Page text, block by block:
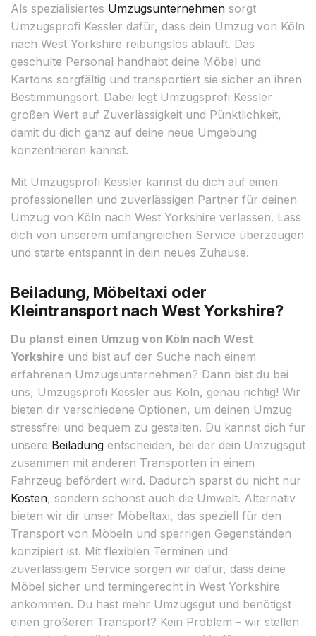
Als spezialisiertes Umzugsunternehmen sorgt
Umzugsprofi Kessler dafür, dass dein Umzug von Köln
nach West Yorkshire reibungslos abläuft. Das
geschulte Personal handhabt deine Möbel und
Kartons sorgfältig und transportiert sie sicher an ihren
Bestimmungsort. Dabei legt Umzugsprofi Kessler
großen Wert auf Zuverlässigkeit und Pünktlichkeit,
damit du dich ganz auf deine neue Umgebung
konzentrieren kannst.
Mit Umzugsprofi Kessler kannst du dich auf einen
professionellen und zuverlässigen Partner für deinen
Umzug von Köln nach West Yorkshire verlassen. Lass
dich von unserem umfangreichen Service überzeugen
und starte entspannt in dein neues Zuhause.
Beiladung, Möbeltaxi oder
Kleintransport nach West Yorkshire?
Du planst einen Umzug von Köln nach West
Yorkshire und bist auf der Suche nach einem
erfahrenen Umzugsunternehmen? Dann bist du bei
uns, Umzugsprofi Kessler aus Köln, genau richtig! Wir
bieten dir verschiedene Optionen, um deinen Umzug
stressfrei und bequem zu gestalten. Du kannst dich für
unsere Beiladung entscheiden, bei der dein Umzugsgut
zusammen mit anderen Transporten in einem
Fahrzeug befördert wird. Dadurch sparst du nicht nur
Kosten, sondern schonst auch die Umwelt. Alternativ
bieten wir dir unser Möbeltaxi, das speziell für den
Transport von Möbeln und sperrigen Gegenständen
konzipiert ist. Mit flexiblen Terminen und
zuverlässigem Service sorgen wir dafür, dass deine
Möbel sicher und termingerecht in West Yorkshire
ankommen. Du hast mehr Umzugsgut und benötigst
einen größeren Transport? Kein Problem – wir stellen